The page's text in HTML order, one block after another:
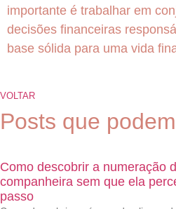
importante é trabalhar em
decisões financeiras
base sólida para uma vida
VOLTAR
Posts que
Como descobrir a numeração
companheira sem que ela
passo